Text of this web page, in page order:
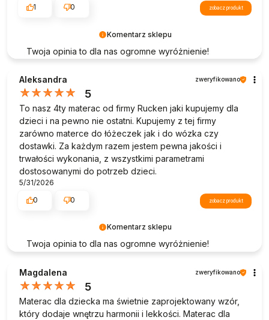
Komentarz sklepu
Twoja opinia to dla nas ogromne wyróżnienie!
swoimi doświadczeniami z zakupów w naszym
sklepie. Twoje pozytywne słowa pomagają nam
pracy. Pozdrawiamy!
1 0 zobacz produkt
Komentarz sklepu
Twoja opinia to dla nas ogromne wyróżnienie!
swoimi doświadczeniami z zakupów w naszym
sklepie. Twoje pozytywne słowa pomagają nam
pracy. Pozdrawiamy!
Aleksandra zweryfikowano
5
To nasz 4ty materac od firmy Rucken jaki kupujemy dla
dzieci i na pewno nie ostatni. Kupujemy z tej firmy
zarówno materce do łóżeczek jak i do wózka czy
dostawki. Za każdym razem jestem pewna jakości i
trwałości wykonania, z wszystkimi parametrami
dostosowanymi do potrzeb dzieci.
5/31/2026
0
0 zobacz produkt
Magdalena zweryfikowano
5
Materac dla dziecka ma świetnie zaprojektowany wzór,
który dodaje wnętrzu harmonii i lekkości. Materac dla